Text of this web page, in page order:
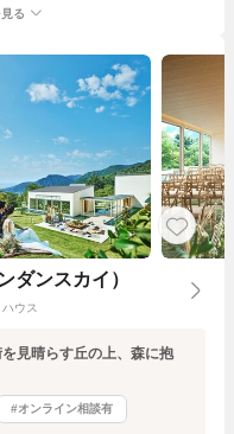
る
ンスカイ）
ウス
見晴らす丘の上、森に抱
#オンライン相談有